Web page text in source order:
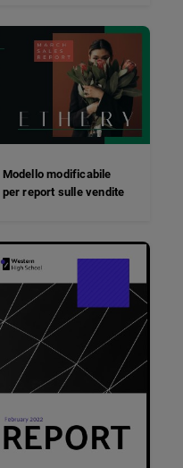
Modello modificabile
per report sulle vendite